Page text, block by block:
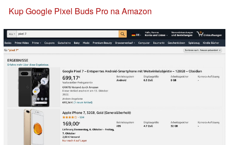
Kup Google Pixel Buds Pro na Amazon